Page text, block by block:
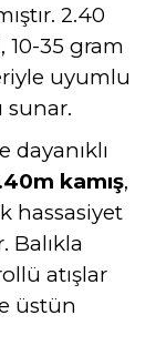
2.40
35 gram
uyumlu
sunar.
dayanıklı
kamış,
hassasiyet
Balıkla
atışlar
üstün